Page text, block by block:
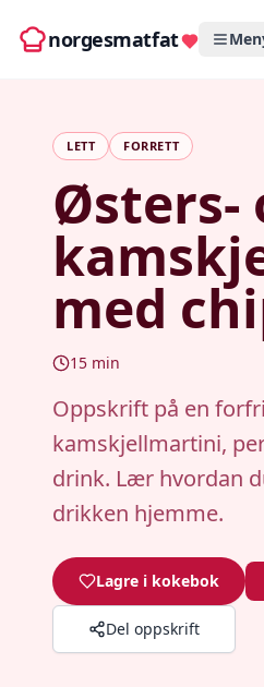
norgesmatfat
LETT FORRETT
Østers-
med
15 min
Oppskrift på en
kamskjellmartini,
drink. Lær hvordan
drikken hjemme.
Lagre i kokebok
Del oppskrift